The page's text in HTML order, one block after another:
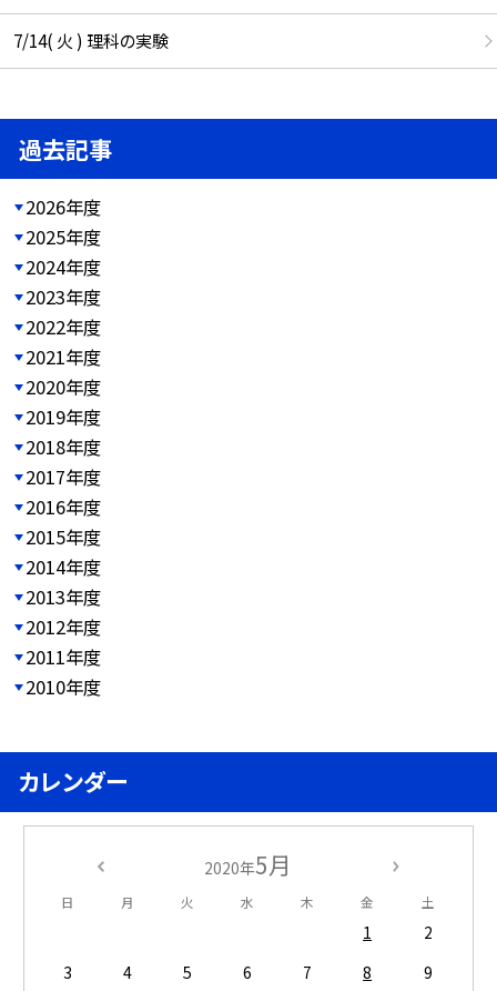
7/14( 火 ) 理科の実験
過去記事
2026年度
2025年度
2024年度
2023年度
2022年度
2021年度
2020年度
2019年度
2018年度
2017年度
2016年度
2015年度
2014年度
2013年度
2012年度
2011年度
2010年度
カレンダー
2020年5月
日 月 火 水 木 金 土
1
2
3
4 5 6 7 8
9